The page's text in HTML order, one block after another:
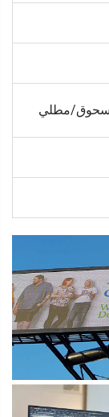
مطلي